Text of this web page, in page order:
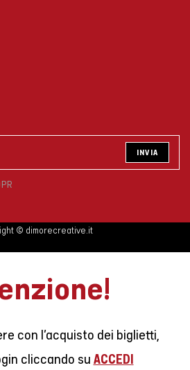
INVIA
© dimorecreative.it
con l’acquisto dei biglietti,
cliccando su ACCEDI